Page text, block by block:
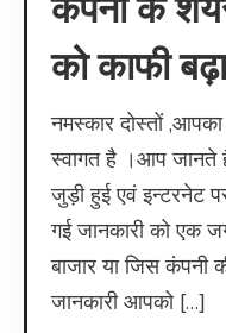
को काफी
नमस्कार दोस्तों
स्वागत है ।आप जानते
जुड़ी हुई एवं इन्टरनेट
गई जानकारी को एक
बाजार या जिस कंपनी
जानकारी आपको […]